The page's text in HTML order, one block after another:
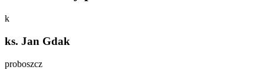
k
ks. Jan Gdak
proboszcz